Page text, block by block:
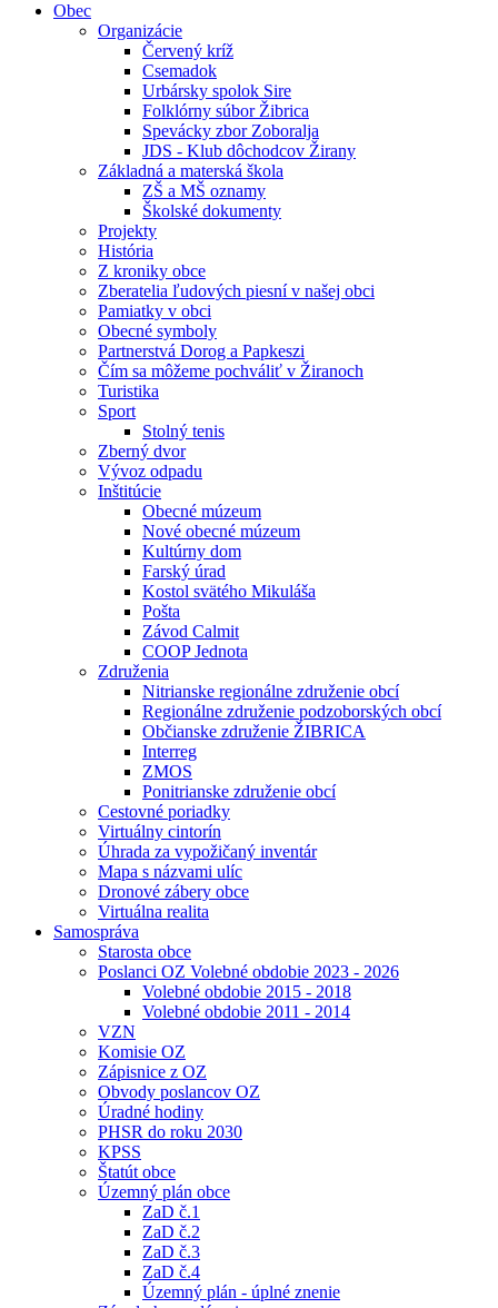
Obec
Organizácie
Červený kríž
Csemadok
Urbársky spolok Sire
Folklórny súbor Žibrica
Spevácky zbor Zoboralja
JDS - Klub dôchodcov Žirany
Základná a materská škola
ZŠ a MŠ oznamy
Školské dokumenty
Projekty
História
Z kroniky obce
Zberatelia ľudových piesní v našej obci
Pamiatky v obci
Obecné symboly
Partnerstvá Dorog a Papkeszi
Čím sa môžeme pochváliť v Žiranoch
Turistika
Sport
Stolný tenis
Zberný dvor
Vývoz odpadu
Inštitúcie
Obecné múzeum
Nové obecné múzeum
Kultúrny dom
Farský úrad
Kostol svätého Mikuláša
Pošta
Závod Calmit
COOP Jednota
Združenia
Nitrianske regionálne združenie obcí
Regionálne združenie podzoborských obcí
Občianske združenie ŽIBRICA
Interreg
ZMOS
Ponitrianske združenie obcí
Cestovné poriadky
Virtuálny cintorín
Úhrada za vypožičaný inventár
Mapa s názvami ulíc
Dronové zábery obce
Virtuálna realita
Samospráva
Starosta obce
Poslanci OZ Volebné obdobie 2023 - 2026
Volebné obdobie 2015 - 2018
Volebné obdobie 2011 - 2014
VZN
Komisie OZ
Zápisnice z OZ
Obvody poslancov OZ
Úradné hodiny
PHSR do roku 2030
KPSS
Štatút obce
Územný plán obce
ZaD č.1
ZaD č.2
ZaD č.3
ZaD č.4
Územný plán - úplné znenie